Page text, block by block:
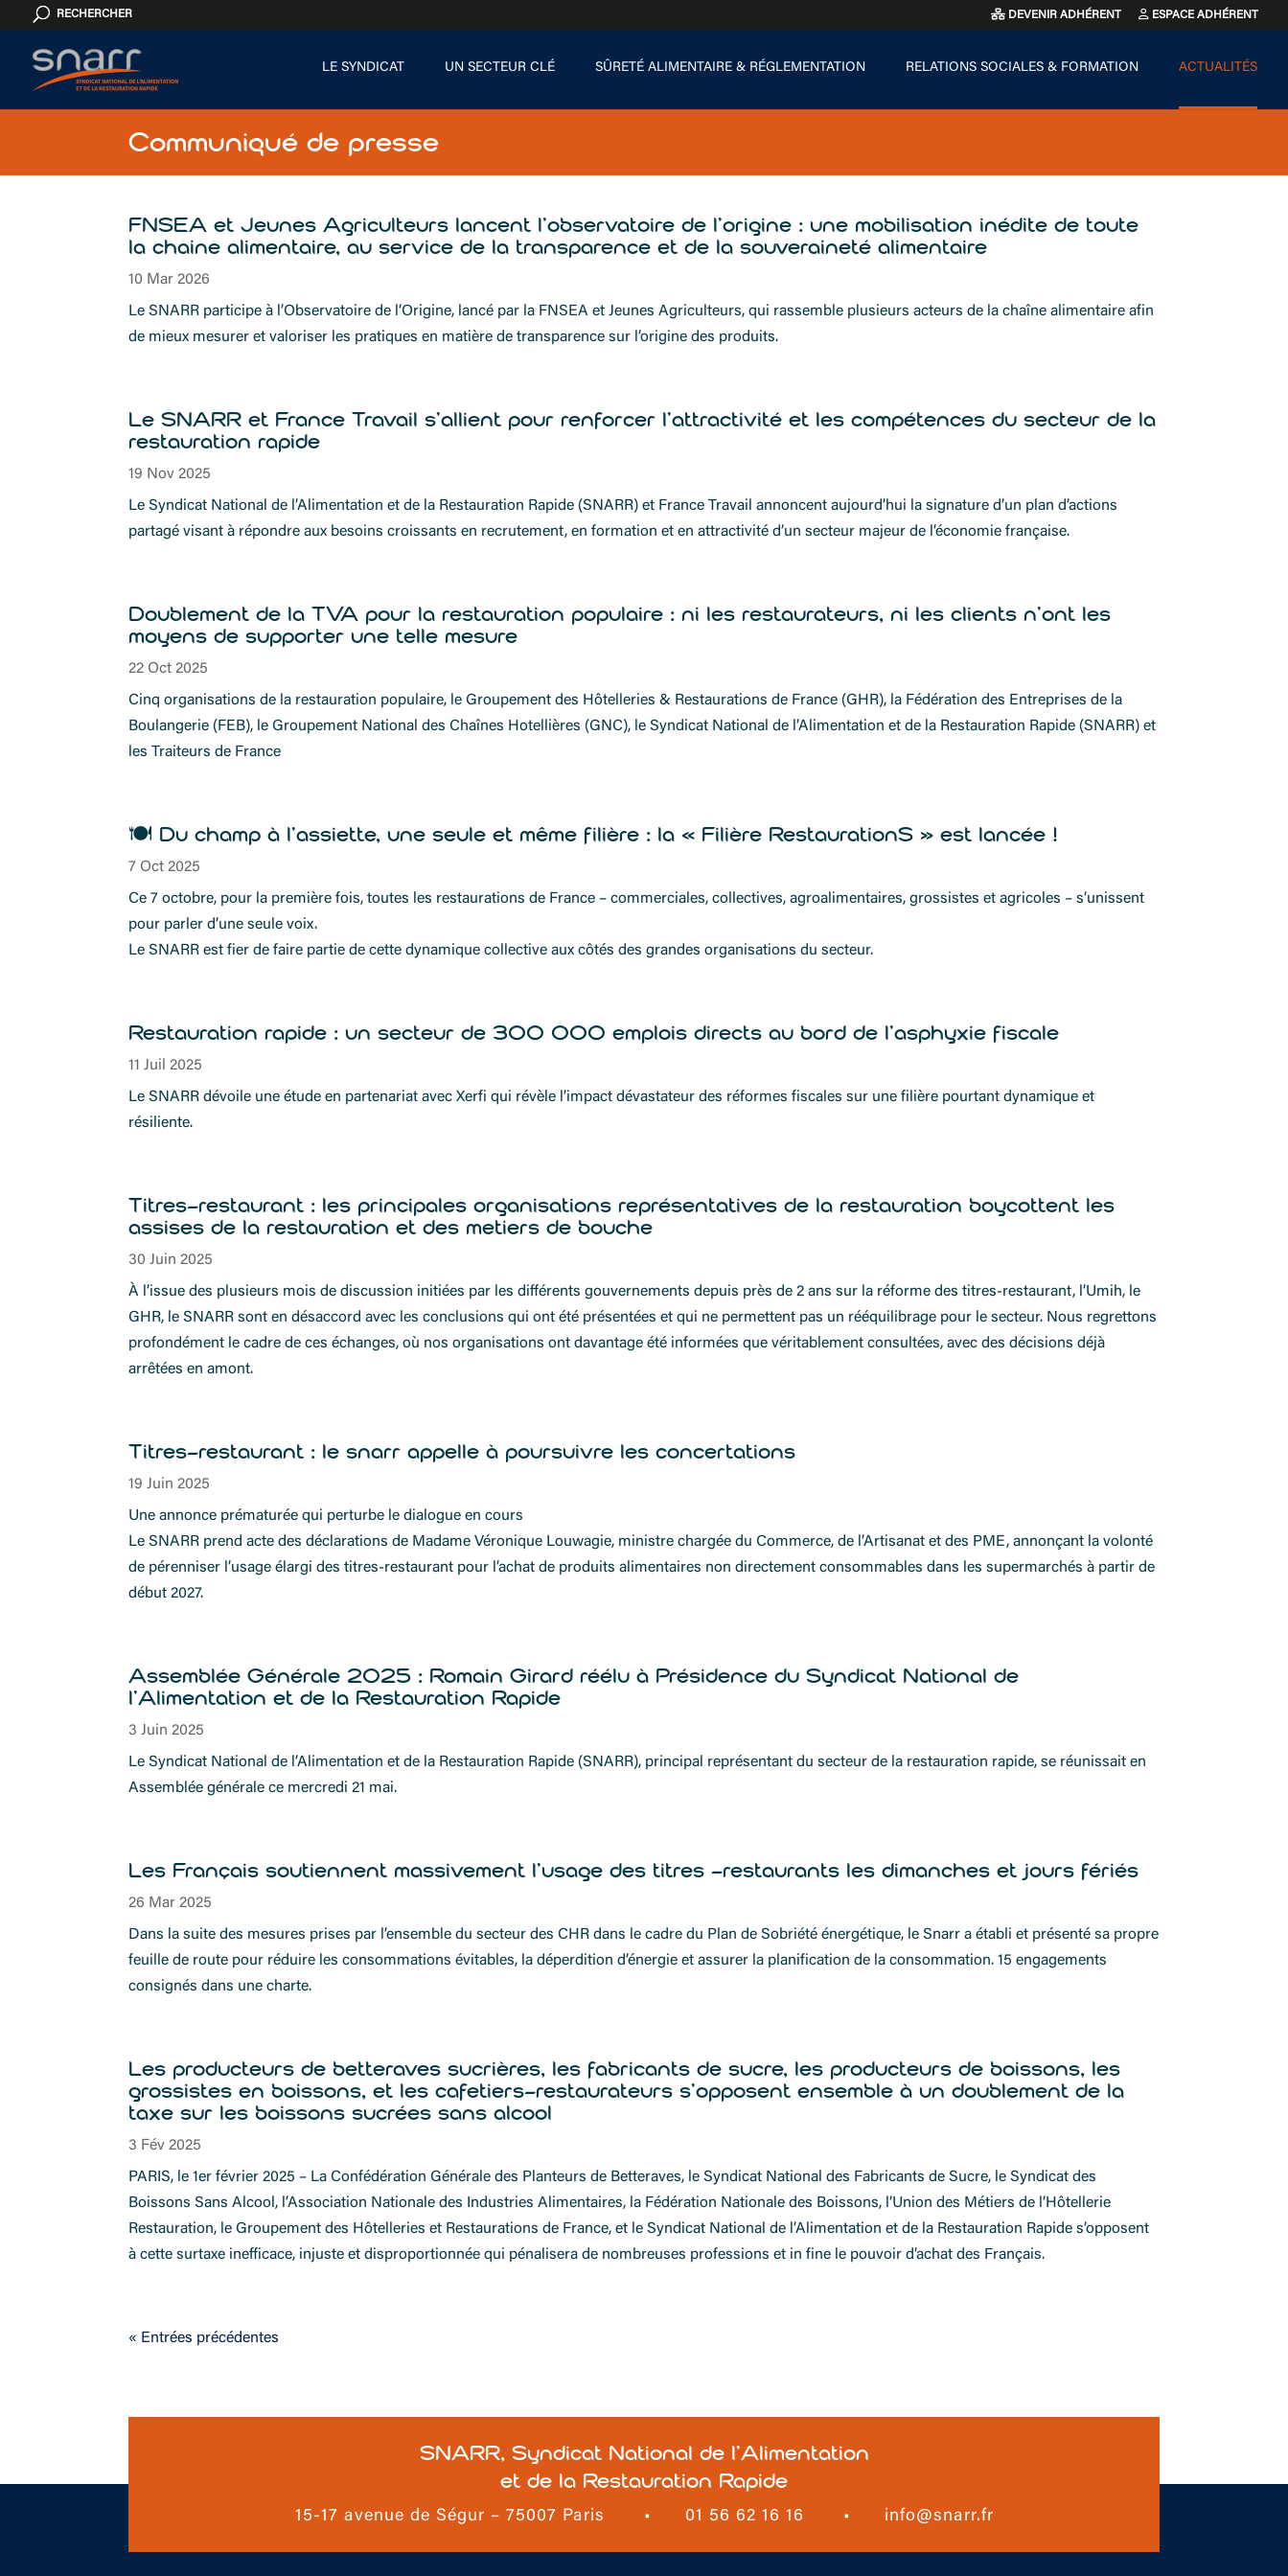
RECHERCHER DEVENIR ADHÉRENT ESPACE ADHÉRENT
LE SYNDICAT UN SECTEUR CLÉ SÛRETÉ ALIMENTAIRE & RÉGLEMENTATION RELATIONS SOCIALES & FORMATION ACTUALITÉS
Communiqué de presse
FNSEA et Jeunes Agriculteurs lancent l’observatoire de l’origine : une mobilisation inédite de toute
la chaine alimentaire, au service de la transparence et de la souveraineté alimentaire
10 Mar 2026
Le SNARR participe à l’Observatoire de l’Origine, lancé par la FNSEA et Jeunes Agriculteurs, qui rassemble plusieurs acteurs de la chaîne alimentaire afin
de mieux mesurer et valoriser les pratiques en matière de transparence sur l’origine des produits.
Le SNARR et France Travail s’allient pour renforcer l’attractivité et les compétences du secteur de la
restauration rapide
19 Nov 2025
Le Syndicat National de l’Alimentation et de la Restauration Rapide (SNARR) et France Travail annoncent aujourd’hui la signature d’un plan d’actions
partagé visant à répondre aux besoins croissants en recrutement, en formation et en attractivité d’un secteur majeur de l’économie française.
Doublement de la TVA pour la restauration populaire : ni les restaurateurs, ni les clients n’ont les
moyens de supporter une telle mesure
22 Oct 2025
Cinq organisations de la restauration populaire, le Groupement des Hôtelleries & Restaurations de France (GHR), la Fédération des Entreprises de la
Boulangerie (FEB), le Groupement National des Chaînes Hotellières (GNC), le Syndicat National de l’Alimentation et de la Restauration Rapide (SNARR) et
les Traiteurs de France
🍽️ Du champ à l’assiette, une seule et même filière : la « Filière RestaurationS » est lancée !
7 Oct 2025
Ce 7 octobre, pour la première fois, toutes les restaurations de France – commerciales, collectives, agroalimentaires, grossistes et agricoles – s’unissent
pour parler d’une seule voix.
Le SNARR est fier de faire partie de cette dynamique collective aux côtés des grandes organisations du secteur.
Restauration rapide : un secteur de 300 000 emplois directs au bord de l’asphyxie fiscale
11 Juil 2025
Le SNARR dévoile une étude en partenariat avec Xerfi qui révèle l’impact dévastateur des réformes fiscales sur une filière pourtant dynamique et
résiliente.
Titres-restaurant : les principales organisations représentatives de la restauration boycottent les
assises de la restauration et des metiers de bouche
30 Juin 2025
À l’issue des plusieurs mois de discussion initiées par les différents gouvernements depuis près de 2 ans sur la réforme des titres-restaurant, l’Umih, le
GHR, le SNARR sont en désaccord avec les conclusions qui ont été présentées et qui ne permettent pas un rééquilibrage pour le secteur. Nous regrettons
profondément le cadre de ces échanges, où nos organisations ont davantage été informées que véritablement consultées, avec des décisions déjà
arrêtées en amont.
Titres-restaurant : le snarr appelle à poursuivre les concertations
19 Juin 2025
Une annonce prématurée qui perturbe le dialogue en cours
Le SNARR prend acte des déclarations de Madame Véronique Louwagie, ministre chargée du Commerce, de l’Artisanat et des PME, annonçant la volonté
de pérenniser l’usage élargi des titres-restaurant pour l’achat de produits alimentaires non directement consommables dans les supermarchés à partir de
début 2027.
Assemblée Générale 2025 : Romain Girard réélu à Présidence du Syndicat National de
l’Alimentation et de la Restauration Rapide
3 Juin 2025
Le Syndicat National de l’Alimentation et de la Restauration Rapide (SNARR), principal représentant du secteur de la restauration rapide, se réunissait en
Assemblée générale ce mercredi 21 mai.
Les Français soutiennent massivement l’usage des titres -restaurants les dimanches et jours fériés
26 Mar 2025
Dans la suite des mesures prises par l’ensemble du secteur des CHR dans le cadre du Plan de Sobriété énergétique, le Snarr a établi et présenté sa propre
feuille de route pour réduire les consommations évitables, la déperdition d’énergie et assurer la planification de la consommation. 15 engagements
consignés dans une charte.
Les producteurs de betteraves sucrières, les fabricants de sucre, les producteurs de boissons, les
grossistes en boissons, et les cafetiers-restaurateurs s’opposent ensemble à un doublement de la
taxe sur les boissons sucrées sans alcool
3 Fév 2025
PARIS, le 1er février 2025 – La Confédération Générale des Planteurs de Betteraves, le Syndicat National des Fabricants de Sucre, le Syndicat des
Boissons Sans Alcool, l’Association Nationale des Industries Alimentaires, la Fédération Nationale des Boissons, l’Union des Métiers de l’Hôtellerie
Restauration, le Groupement des Hôtelleries et Restaurations de France, et le Syndicat National de l’Alimentation et de la Restauration Rapide s’opposent
à cette surtaxe inefficace, injuste et disproportionnée qui pénalisera de nombreuses professions et in fine le pouvoir d’achat des Français.
« Entrées précédentes
SNARR, Syndicat National de l’Alimentation
et de la Restauration Rapide
15-17 avenue de Ségur – 75007 Paris • 01 56 62 16 16 • info@snarr.fr
Cookies management panel